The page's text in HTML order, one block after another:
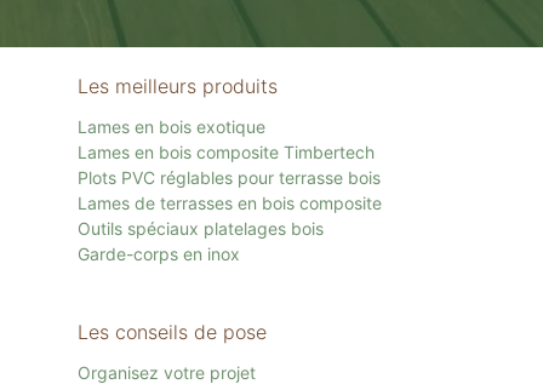
Les meilleurs produits
Lames en bois exotique
Lames en bois composite Timbertech
Plots PVC réglables pour terrasse bois
Lames de terrasses en bois composite
Outils spéciaux platelages bois
Garde-corps en inox
Les conseils de pose
Organisez votre projet